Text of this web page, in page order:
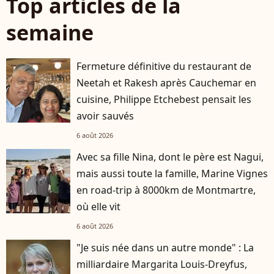
semaine
Fermeture définitive du restaurant de
Neetah et Rakesh après Cauchemar en
cuisine, Philippe Etchebest pensait les
avoir sauvés
6 août 2026
Avec sa fille Nina, dont le père est Nagui,
mais aussi toute la famille, Marine Vignes
en road-trip à 8000km de Montmartre,
où elle vit
6 août 2026
"Je suis née dans un autre monde" : La
milliardaire Margarita Louis-Dreyfus,